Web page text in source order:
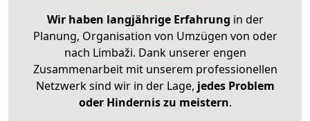
Wir haben langjährige Erfahrung in der
Planung, Organisation von Umzügen von oder
nach Limbaži. Dank unserer engen
Zusammenarbeit mit unserem professionellen
Netzwerk sind wir in der Lage, jedes Problem
oder Hindernis zu meistern.